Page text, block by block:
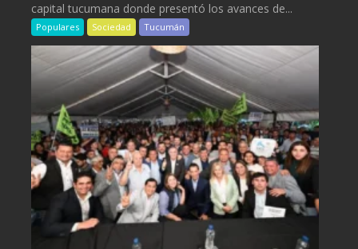
capital tucumana donde presentó los avances de...
Populares Sociedad Tucumán